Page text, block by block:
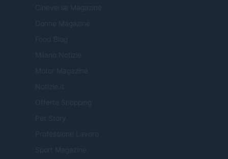
Cineverse Magazine
Donne Magazine
Food Blog
Milano Notizie
Motor Magazine
Notizie.it
Offerte Shopping
Pet Story
Professione Lavoro
Sport Magazine